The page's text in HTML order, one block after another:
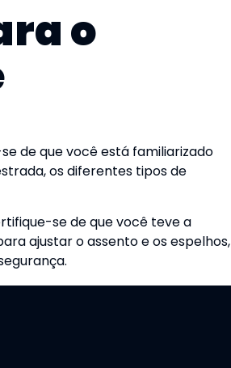
o
de que você está familiarizado
os diferentes tipos de
se de que você teve a
ajustar o assento e os espelhos,
A manutenção regular, como